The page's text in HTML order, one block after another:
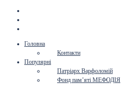
Головна
Контакти
Популярні
Патріарх Варфоломій
Фонд пам’яті МЕФОДІЯ